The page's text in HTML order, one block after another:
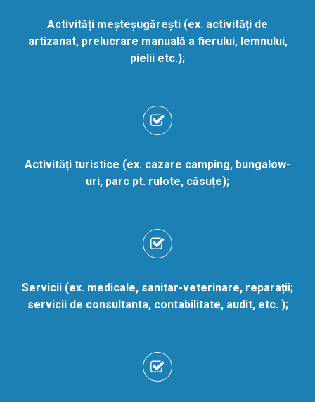
Activități meșteșugărești (ex. activități de
artizanat, prelucrare manuală a fierului, lemnului,
pielii etc.);
Activități turistice (ex. cazare camping, bungalow-
uri, parc pt. rulote, căsuțe);
Servicii (ex. medicale, sanitar-veterinare, reparații;
servicii de consultanta, contabilitate, audit, etc. );